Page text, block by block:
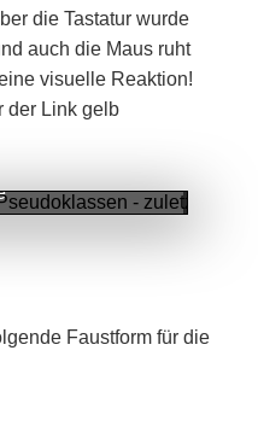
die Tastatur wurde
auch die Maus ruht
visuelle Reaktion!
der Link gelb
Faustform für die